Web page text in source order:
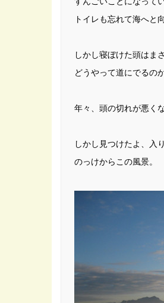
トイレも忘れて海へと
しかし寝ぼけた頭はま
どうやって道にでるの
年々、頭の切れが悪くな
しかし見つけたよ、入り
のっけからこの風景。